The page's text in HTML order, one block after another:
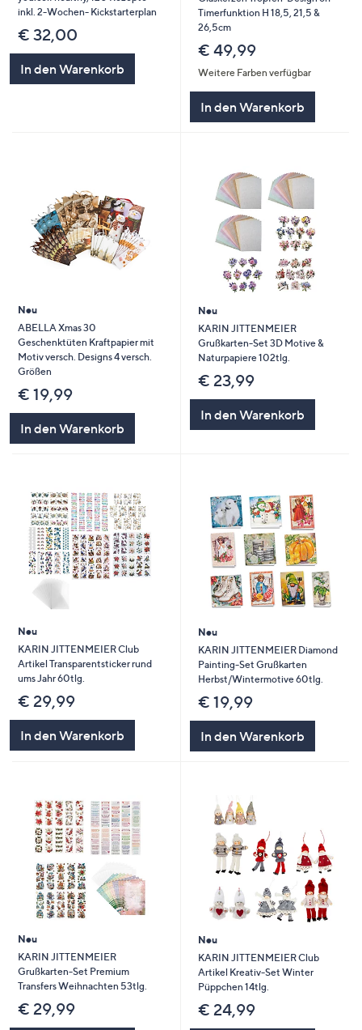
inkl. 2-Wochen- Kickstarterplan
€ 32,00
In den Warenkorb
Timerfunktion H 18,5, 21,5 &
26,5cm
€ 49,99
Weitere Farben verfügbar
In den Warenkorb
Neu
ABELLA Xmas 30
Geschenktüten Kraftpapier mit
Motiv versch. Designs 4 versch.
Größen
€ 19,99
In den Warenkorb
Neu
KARIN JITTENMEIER
Grußkarten-Set 3D Motive &
Naturpapiere 102tlg.
€ 23,99
In den Warenkorb
Neu
KARIN JITTENMEIER Club
Artikel Transparentsticker rund
ums Jahr 60tlg.
€ 29,99
In den Warenkorb
Neu
KARIN JITTENMEIER Diamond
Painting-Set Grußkarten
Herbst/Wintermotive 60tlg.
€ 19,99
In den Warenkorb
Neu
KARIN JITTENMEIER
Grußkarten-Set Premium
Transfers Weihnachten 53tlg.
€ 29,99
Neu
KARIN JITTENMEIER Club
Artikel Kreativ-Set Winter
Püppchen 14tlg.
€ 24,99